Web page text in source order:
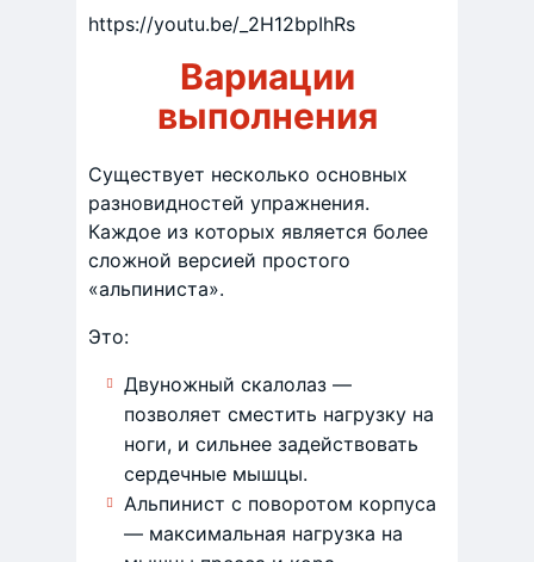
https://youtu.be/_2H12bpIhRs
Вариации
выполнения
Существует несколько основных
разновидностей упражнения.
Каждое из которых является более
сложной версией простого
«альпиниста».
Это:
Двуножный скалолаз —
позволяет сместить нагрузку на
ноги, и сильнее задействовать
сердечные мышцы.
Альпинист с поворотом корпуса
— максимальная нагрузка на